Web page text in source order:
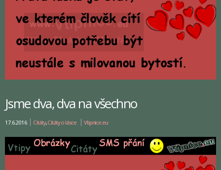
Jsme dva, dva na všechno
17.6.2016 Citáty,Citáty o lásce Vtipnice.eu